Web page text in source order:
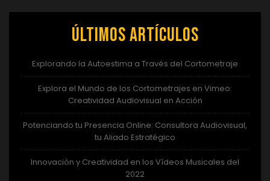
Últimos artículos
Explorando la Autoestima a Través del Cortometraje
Explora el Mundo de los Cortometrajes en Vimeo:
Creatividad Audiovisual en Acción
Potenciando tu Presencia Online: Consultora Audiovisual,
tu Aliado Estratégico
Innovación y Creatividad en los Vídeos Musicales del
2022